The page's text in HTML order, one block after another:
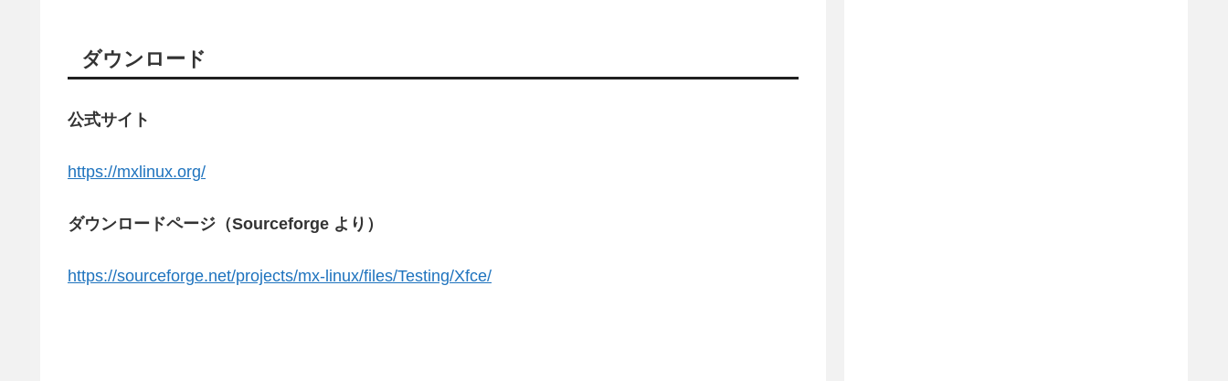
ダウンロード
公式サイト
https://mxlinux.org/
ダウンロードページ（Sourceforge より）
https://sourceforge.net/projects/mx-linux/files/Testing/Xfce/